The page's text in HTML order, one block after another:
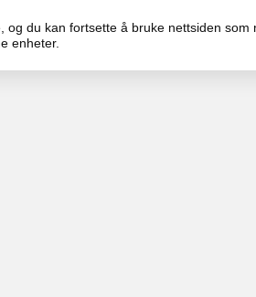
OVER 499NOK
og du kan fortsette å bruke nettsiden
enheter.